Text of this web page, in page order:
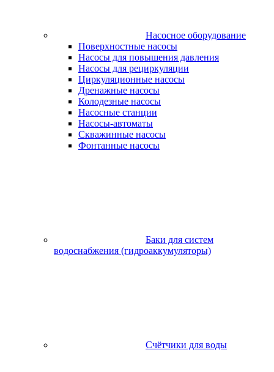
Насосное оборудование
Поверхностные насосы
Насосы для повышения давления
Насосы для рециркуляции
Циркуляционные насосы
Дренажные насосы
Колодезные насосы
Насосные станции
Насосы-автоматы
Скважинные насосы
Фонтанные насосы
Баки для систем
водоснабжения (гидроаккумуляторы)
Счётчики для воды